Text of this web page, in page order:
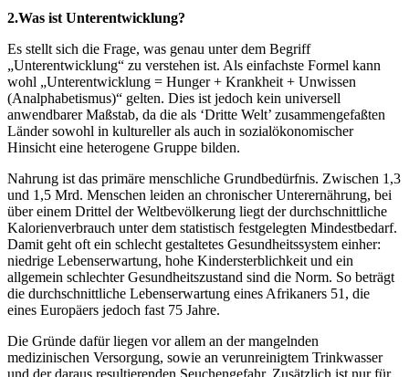
2.Was ist Unterentwicklung?
Es stellt sich die Frage, was genau unter dem Begriff
„Unterentwicklung“ zu verstehen ist. Als einfachste Formel kann
wohl „Unterentwicklung = Hunger + Krankheit + Unwissen
(Analphabetismus)“ gelten. Dies ist jedoch kein universell
anwendbarer Maßstab, da die als ‘Dritte Welt’ zusammengefaßten
Länder sowohl in kultureller als auch in sozialökonomischer
Hinsicht eine heterogene Gruppe bilden.
Nahrung ist das primäre menschliche Grundbedürfnis. Zwischen 1,3
und 1,5 Mrd. Menschen leiden an chronischer Unterernährung, bei
über einem Drittel der Weltbevölkerung liegt der durchschnittliche
Kalorienverbrauch unter dem statistisch festgelegten Mindestbedarf.
Damit geht oft ein schlecht gestaltetes Gesundheitssystem einher:
niedrige Lebenserwartung, hohe Kindersterblichkeit und ein
allgemein schlechter Gesundheitszustand sind die Norm. So beträgt
die durchschnittliche Lebenserwartung eines Afrikaners 51, die
eines Europäers jedoch fast 75 Jahre.
Die Gründe dafür liegen vor allem an der mangelnden
medizinischen Versorgung, sowie an verunreinigtem Trinkwasser